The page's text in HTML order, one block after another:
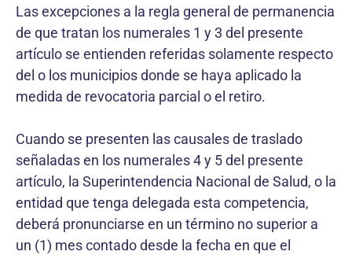
Las excepciones a la regla general de permanencia
de que tratan los numerales 1 y 3 del presente
artículo se entienden referidas solamente respecto
del o los municipios donde se haya aplicado la
medida de revocatoria parcial o el retiro.
Cuando se presenten las causales de traslado
señaladas en los numerales 4 y 5 del presente
artículo, la Superintendencia Nacional de Salud, o la
entidad que tenga delegada esta competencia,
deberá pronunciarse en un término no superior a
un (1) mes contado desde la fecha en que el